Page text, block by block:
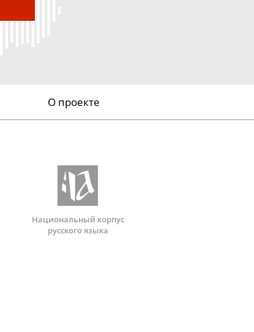
О проекте
Национальный корпус
русского языка